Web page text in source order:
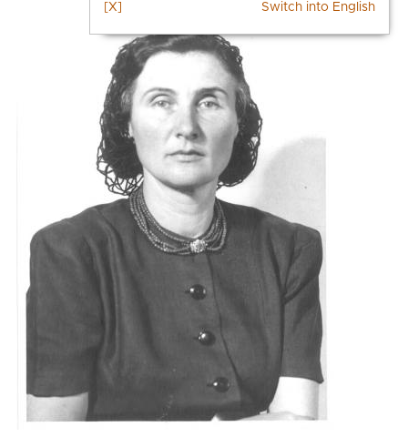
Switch into English
[X]